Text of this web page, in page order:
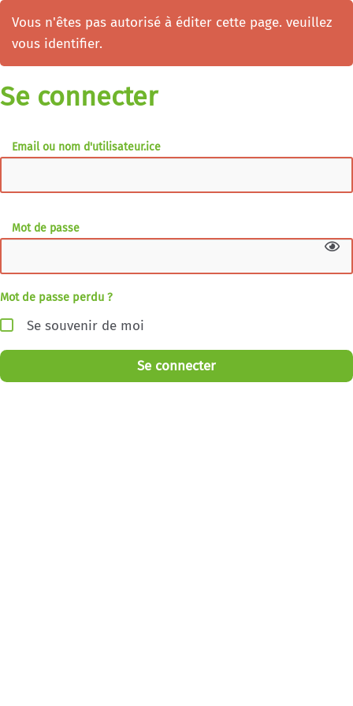
Vous n'êtes pas autorisé à éditer cette page. veuillez
vous identifier.
Se connecter
Email ou nom d'utilisateur.ice
Mot de passe
Mot de passe perdu ?
Se souvenir de moi
Se connecter